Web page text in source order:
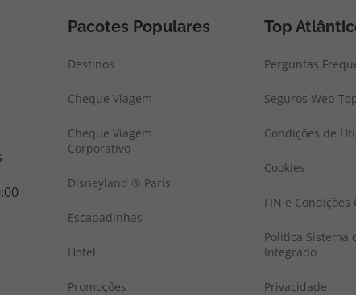
Pacotes Populares
Destinos
Cheque Viagem
Cheque Viagem
Corporativo
Disneyland ® Paris
Escapadinhas
Hotel
Promoções
Top
Perguntas
Seguros Web
Condições de
Cookies
FIN e Condições
Politica Sistema
Integrado
Privacidade